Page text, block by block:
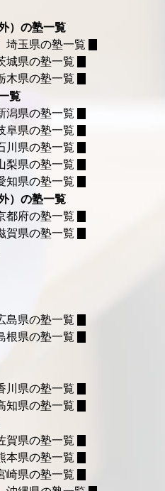
）の塾一覧
埼玉県の塾一覧
城県の塾一覧
木県の塾一覧
覧
潟県の塾一覧
阜県の塾一覧
川県の塾一覧
梨県の塾一覧
知県の塾一覧
）の塾一覧
都府の塾一覧
賀県の塾一覧
島県の塾一覧
根県の塾一覧
川県の塾一覧
知県の塾一覧
賀県の塾一覧
本県の塾一覧
崎県の塾一覧